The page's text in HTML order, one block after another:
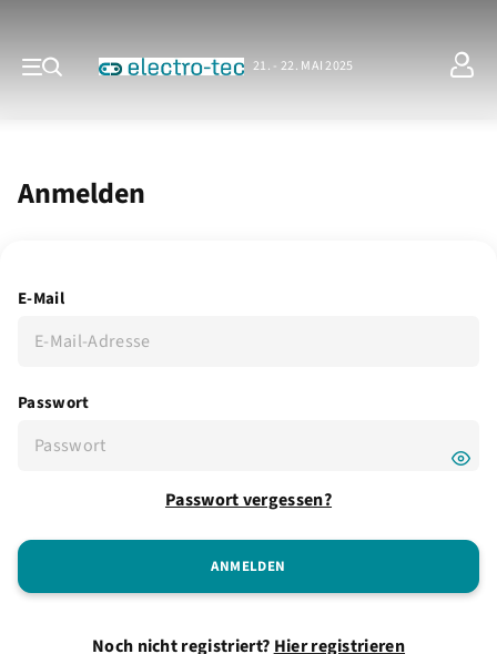
21. - 22. MAI 2025
Anmelden
E-Mail
Passwort
Passwort vergessen?
Noch nicht registriert? Hier registrieren